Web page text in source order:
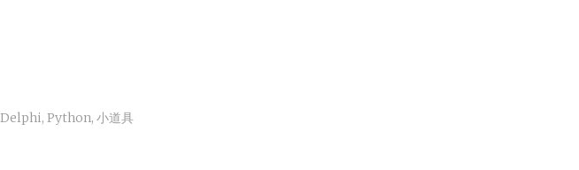
Delphi, Python, 小道具